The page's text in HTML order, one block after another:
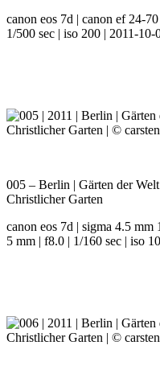
canon eos 7d | canon ef 24-
1/500 sec | iso 200 | 2011-10-
005 – Berlin | Gärten der
Christlicher Garten
canon eos 7d | sigma 4.5
5 mm | f8.0 | 1/160 sec | iso